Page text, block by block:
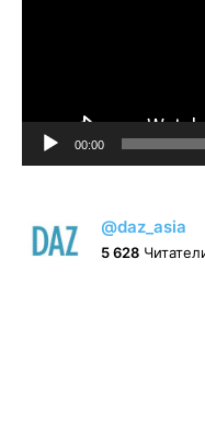
00:00
@daz_asia
5 628